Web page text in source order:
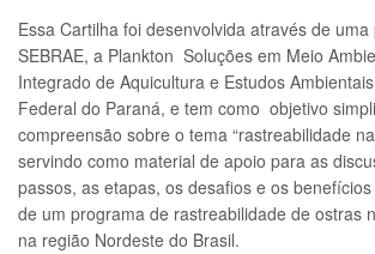
Essa Cartilha foi desenvolvida através de
SEBRAE, a Plankton Soluções em Meio
Integrado de Aquicultura e Estudos
Federal do Paraná, e tem como objetivo
compreensão sobre o tema “rastreabilidade
servindo como material de apoio para as
passos, as etapas, os desafios e os
de um programa de rastreabilidade de ostras
na região Nordeste do Brasil.